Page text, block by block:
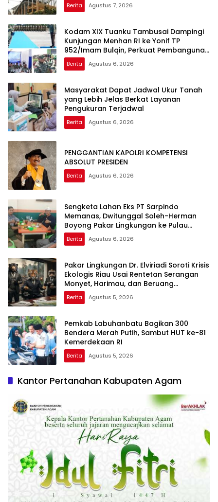
Berita Agustus 7, 2026
Kodam XIX Tuanku Tambusai Dampingi
Kunjungan Menhan RI ke Yonif TP
952/Imam Bulqin, Perkuat Pembangunan
Satuan
Berita Agustus 6, 2026
Masyarakat Dapat Jadwal Ukur Tanah
yang Lebih Jelas Berkat Layanan
Pengukuran Terjadwal
Berita Agustus 6, 2026
PENGGANTIAN KAPOLRI KOMPETENSI
ABSOLUT PRESIDEN
Berita Agustus 6, 2026
Sengketa Lahan Eks PT Sarpindo
Memanas, Dwitunggal Soleh-Herman
Boyong Pakar Lingkungan ke Pulau
Rupat
Berita Agustus 6, 2026
Pakar Lingkungan Dr. Elviriadi Soroti Krisis
Ekologis Riau Usai Rentetan Serangan
Monyet, Harimau, dan Beruang
Terhadap Warga
Berita Agustus 5, 2026
Pemkab Labuhanbatu Bagikan 300
Bendera Merah Putih, Sambut HUT ke-81
Kemerdekaan RI
Berita Agustus 5, 2026
Kantor Pertanahan Kabupaten Agam